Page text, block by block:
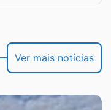
Ver mais notícias